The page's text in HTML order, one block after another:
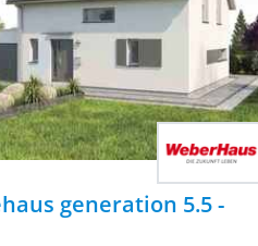
generation 5.5 -